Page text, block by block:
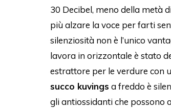
30 Decibel, meno della metà
più alzare la voce per farti
silenziosità non è l’unico
lavora in orizzontale è stato
estrattore per le verdure con
succo kuvings a freddo è
gli antiossidanti che possono